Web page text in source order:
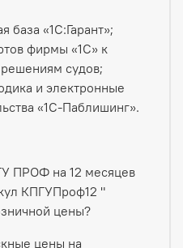
база «1С:Гарант»;
фирмы «1С» к
судов;
и электронные
«1С-Паблишинг».
ПРОФ на 12 месяцев
КПГУПроф12 "
цены?
цены на